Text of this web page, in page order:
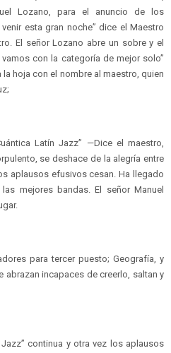
Lozano, para el anuncio de los
esta gran noche” dice el Maestro
El señor Lozano abre un sobre y el
con la categoría de mejor solo”
hoja con el nombre al maestro, quien
Latín Jazz” —Dice el maestro,
se deshace de la alegría entre
aplausos efusivos cesan. Ha llegado
mejores bandas. El señor Manuel
para tercer puesto; Geografía, y
incapaces de creerlo, saltan y
continua y otra vez los aplausos